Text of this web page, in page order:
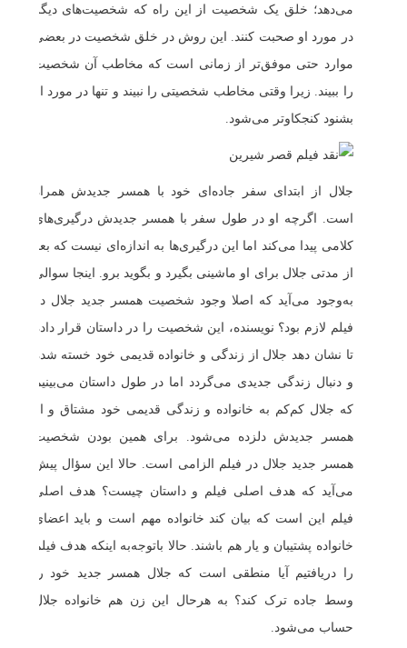
می‌دهد؛ خلق یک شخصیت از این راه که شخصیت‌های دیگر
در مورد او صحبت کنند. این روش در خلق شخصیت در بعضی
موارد حتی موفق‌تر از زمانی است که مخاطب آن شخصیت
را ببیند. زیرا وقتی مخاطب شخصیتی را نبیند و تنها در مورد او
بشنود کنجکاوتر می‌شود.
جلال از ابتدای سفر جاده‌ای خود با همسر جدیدش همراه
است. اگرچه او در طول سفر با همسر جدیدش درگیری‌های
کلامی پیدا می‌کند اما این درگیری‌ها به اندازه‌ای نیست که بعد
از مدتی جلال برای او ماشینی بگیرد و بگوید برو. اینجا سوالی
به‌وجود می‌آید که اصلا وجود شخصیت همسر جدید جلال در
فیلم لازم بود؟ نویسنده، این شخصیت را در داستان قرار داده
تا نشان دهد جلال از زندگی و خانواده قدیمی خود خسته شده
و دنبال زندگی جدیدی می‌گردد اما در طول داستان می‌بینیم
که جلال کم‌کم به خانواده و زندگی قدیمی خود مشتاق و از
همسر جدیدش دلزده می‌شود. برای همین بودن شخصیت
همسر جدید جلال در فیلم الزامی است. حالا این سؤال پیش
می‌آید که هدف اصلی فیلم و داستان چیست؟ هدف اصلی
فیلم این است که بیان کند خانواده مهم است و باید اعضای
خانواده پشتیبان و یار هم باشند. حالا باتوجه‌به اینکه هدف فیلم
را دریافتیم آیا منطقی است که جلال همسر جدید خود را
وسط جاده ترک کند؟ به هرحال این زن هم خانواده جلال
حساب می‌شود.